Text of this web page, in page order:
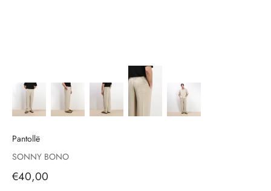
Pantollë
SONNY BONO
Çmimi i shitjes, çmimi i shitjeve
€40,00